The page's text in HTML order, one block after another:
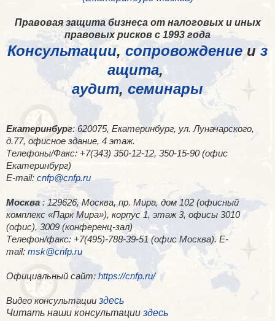
Правовая защита бизнеса от налоговых и иных
правовых рисков с 1993 года
Консультации,сопровождениеиз
ащита,
аудит, семинары
Екатеринбург: 620075, Екатеринбург, ул. Луначарского,
д.77, офисное здание, 4 этаж.
Телефоны/Факс: +7(343) 350-12-12, 350-15-90 (офис
Екатеринбург)
E-mail: cnfp@cnfp.ru
Москва : 129626, Москва, пр. Мира, дом 102 (офисный
комплекс «Парк Мира»), корпус 1, этаж 3, офисы 3010
(офис), 3009 (конференц-зал)
Телефон/факс: +7(495)-788-39-51 (офис Москва). E-
mail: msk@cnfp.ru
Официальный сайт: https://cnfp.ru/
Видео консультации здесь
Читать наши консультации здесь